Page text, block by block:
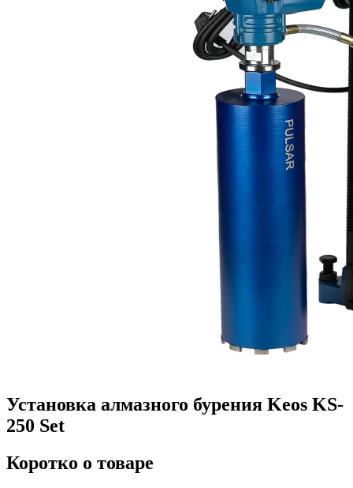
Установка алмазного бурения Keos KS-
250 Set
Коротко о товаре